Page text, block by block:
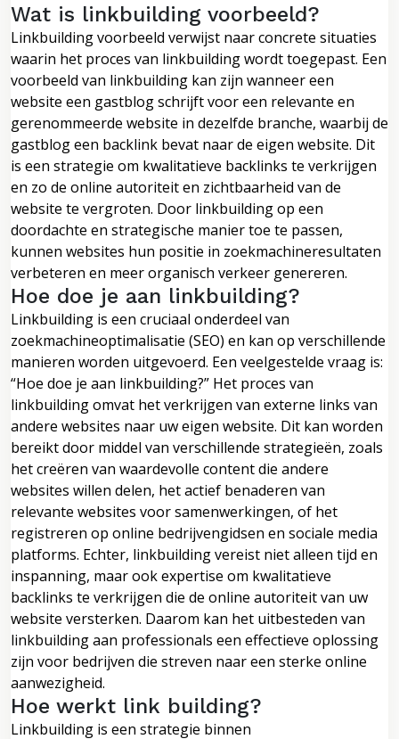
Wat is linkbuilding voorbeeld?
Linkbuilding voorbeeld verwijst naar concrete situaties
waarin het proces van linkbuilding wordt toegepast. Een
voorbeeld van linkbuilding kan zijn wanneer een
website een gastblog schrijft voor een relevante en
gerenommeerde website in dezelfde branche, waarbij de
gastblog een backlink bevat naar de eigen website. Dit
is een strategie om kwalitatieve backlinks te verkrijgen
en zo de online autoriteit en zichtbaarheid van de
website te vergroten. Door linkbuilding op een
doordachte en strategische manier toe te passen,
kunnen websites hun positie in zoekmachineresultaten
verbeteren en meer organisch verkeer genereren.
Hoe doe je aan linkbuilding?
Linkbuilding is een cruciaal onderdeel van
zoekmachineoptimalisatie (SEO) en kan op verschillende
manieren worden uitgevoerd. Een veelgestelde vraag is:
“Hoe doe je aan linkbuilding?” Het proces van
linkbuilding omvat het verkrijgen van externe links van
andere websites naar uw eigen website. Dit kan worden
bereikt door middel van verschillende strategieën, zoals
het creëren van waardevolle content die andere
websites willen delen, het actief benaderen van
relevante websites voor samenwerkingen, of het
registreren op online bedrijvengidsen en sociale media
platforms. Echter, linkbuilding vereist niet alleen tijd en
inspanning, maar ook expertise om kwalitatieve
backlinks te verkrijgen die de online autoriteit van uw
website versterken. Daarom kan het uitbesteden van
linkbuilding aan professionals een effectieve oplossing
zijn voor bedrijven die streven naar een sterke online
aanwezigheid.
Hoe werkt link building?
Linkbuilding is een strategie binnen